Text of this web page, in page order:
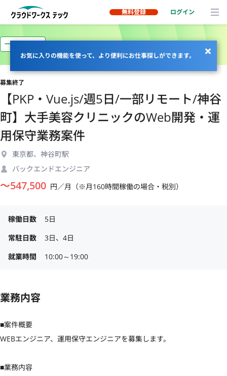
無料登録 ログイン
お気に入りの機能を使って、より便利にお仕事探しができます。
一部リモート
募集終了
【PKP・Vue.js/週5日/一部リモート/神谷
町】大手美容クリニックのWeb開発・運
用保守業務案件
東京都、神谷町駅
バックエンドエンジニア
〜547,500 円／月（※月160時間稼働の場合・税別）
稼働日数
5日
常駐日数
3日、4日
就業時間
10:00～19:00
業務内容
■案件概要
WEBエンジニア、運用保守エンジニアを募集します。
■業務内容